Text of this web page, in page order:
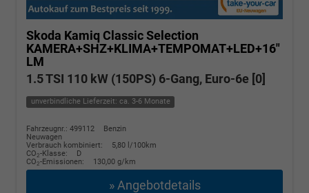
Skoda Kamiq Classic Selection
KAMERA+SHZ+KLIMA+TEMPOMAT+LED+16"
LM
1.5 TSI 110 kW (150PS) 6-Gang, Euro-6e [0]
unverbindliche Lieferzeit: ca. 3-6 Monate
Fahrzeugnr.: 499112
Benzin
Neuwagen
Verbrauch kombiniert:
5,80 l/100km
CO2-Klasse:
D
CO2-Emissionen: 130,00 g/km
» Angebotdetails